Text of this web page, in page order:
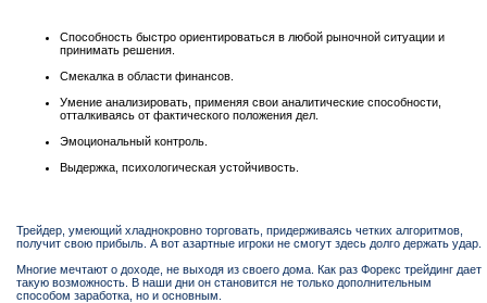
Способность быстро ориентироваться в любой рыночной ситуации и
принимать решения.
Смекалка в области финансов.
Умение анализировать, применяя свои аналитические способности,
отталкиваясь от фактического положения дел.
Эмоциональный контроль.
Выдержка, психологическая устойчивость.
Трейдер, умеющий хладнокровно торговать, придерживаясь четких алгоритмов,
получит свою прибыль. А вот азартные игроки не смогут здесь долго держать удар.
Многие мечтают о доходе, не выходя из своего дома. Как раз Форекс трейдинг дает
такую возможность. В наши дни он становится не только дополнительным
способом заработка, но и основным.